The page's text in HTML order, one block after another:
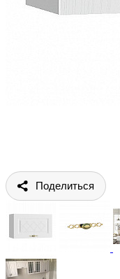
Поделиться